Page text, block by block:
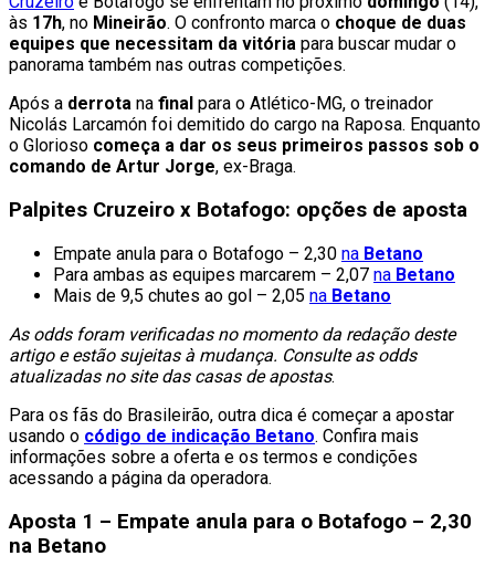
às 17h, no Mineirão. O confronto marca o choque de duas
equipes que necessitam da vitória para buscar mudar o
panorama também nas outras competições.
Após a derrota na final para o Atlético-MG, o treinador
Nicolás Larcamón foi demitido do cargo na Raposa. Enquanto
o Glorioso começa a dar os seus primeiros passos sob o
comando de Artur Jorge, ex-Braga.
Palpites Cruzeiro x Botafogo: opções de aposta
Empate anula para o Botafogo – 2,30 na Betano
Para ambas as equipes marcarem – 2,07 na Betano
Mais de 9,5 chutes ao gol – 2,05 na Betano
As odds foram verificadas no momento da redação deste
artigo e estão sujeitas à mudança. Consulte as odds
atualizadas no site das casas de apostas.
Para os fãs do Brasileirão, outra dica é começar a apostar
usando o código de indicação Betano. Confira mais
informações sobre a oferta e os termos e condições
acessando a página da operadora.
Aposta 1 – Empate anula para o Botafogo – 2,30
na Betano